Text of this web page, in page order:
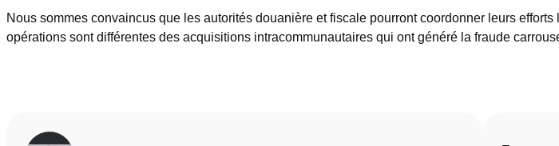
Nous sommes convaincus que les autorités douanière et fiscale pourront coordonner leurs
opérations sont différentes des acquisitions intracommunautaires qui ont généré la fraude